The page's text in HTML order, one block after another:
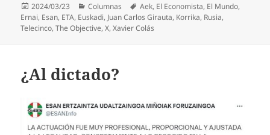
Publicado
el
2024/03/23 Categorías
Columnas Etiquetas
Aek, El Economista, El Mundo,
Ernai, Esan, ETA, Euskadi, Juan Carlos Girauta, Korrika, Rusia,
Telecinco,The Objective,X,Xavier Colás
¿Al dictado?